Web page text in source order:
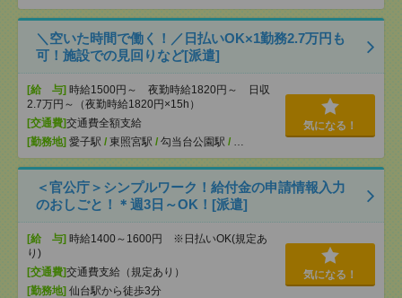
＼空いた時間で働く！／日払いOK×1勤務2.7万円も
可！施設での見回りなど[派遣]
[給 与] 時給1500円～ 夜勤時給1820円～ 日収
2.7万円～（夜勤時給1820円×15h）
[交通費]交通費全額支給
[勤務地] 愛子駅 / 東照宮駅 / 勾当台公園駅 / …
気になる！
＜官公庁＞シンプルワーク！給付金の申請情報入力
のおしごと！＊週3日～OK！[派遣]
[給 与] 時給1400～1600円 ※日払いOK(規定あ
り)
[交通費]交通費支給（規定あり）
[勤務地] 仙台駅から徒歩3分
気になる！